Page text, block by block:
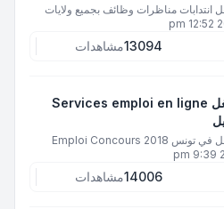
مناظرات وظائف بجميع ولايات
13094مشاهدات
مناظرات إنتدابات عروض شغل Services emploi en ligne
عروض الشغل في تونس 2018 Emploi Concours
14006مشاهدات